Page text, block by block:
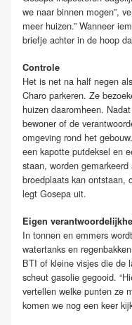
we naar binnen mogen”,
meer huizen.” Wanneer
briefje achter in de hoop
Controle
Het is net na half negen
Charo parkeren. Ze
huizen daaromheen.
bewoner of de
omgeving rond het
een kapotte putdeksel en
staan, worden gemarkeerd
broedplaats kan ontstaan,
legt Gosepa uit.
Eigen
In tonnen en emmers
watertanks en
BTI of kleine visjes die de
scheut gasolie gegooid.
vertellen welke punten ze
komen we nog een keer